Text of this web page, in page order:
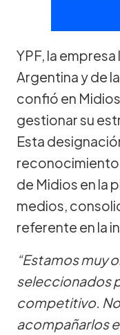
YPF, la
Argentina y de
confió en
gestionar su
Esta
de Midios en la
medios,
referente en la
“Estamos muy
seleccionados
competitivo.
acompañarlos